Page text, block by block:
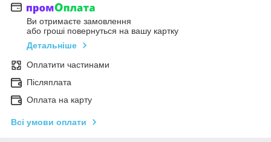
Ви отримаєте замовлення
або гроші повернуться на вашу картку
Детальніше
Оплатити частинами
Післяплата
Оплата на карту
Всі умови оплати